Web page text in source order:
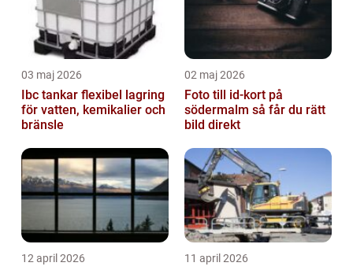
03 maj 2026
Ibc tankar flexibel lagring
för vatten, kemikalier och
bränsle
02 maj 2026
Foto till id-kort på
södermalm så får du rätt
bild direkt
12 april 2026 11 april 2026